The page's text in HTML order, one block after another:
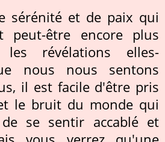
sérénité et de paix qui
peut-être encore plus
révélations elles-
nous nous sentons
il est facile d'être pris
le bruit du monde qui
se sentir accablé et